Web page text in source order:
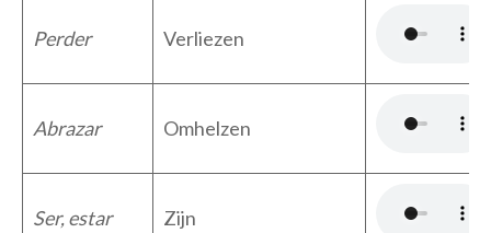
Perder Verliezen
Abrazar Omhelzen
Ser, estar Zijn